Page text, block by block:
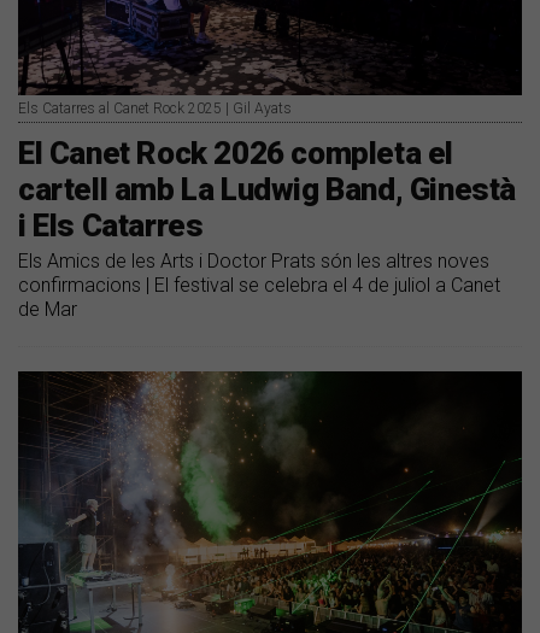
Els Catarres al Canet Rock 2025 | Gil Ayats
El Canet Rock 2026 completa el
cartell amb La Ludwig Band, Ginestà
i Els Catarres
Els Amics de les Arts i Doctor Prats són les altres noves
confirmacions | El festival se celebra el 4 de juliol a Canet
de Mar